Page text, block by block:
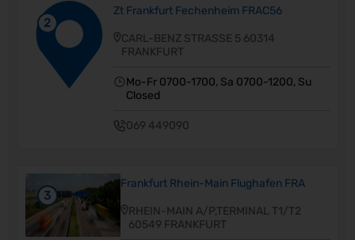
2
Zt Frankfurt Fechenheim FRAC56
CARL-BENZ STRASSE 5 60314
FRANKFURT
Mo-Fr 0700-1700, Sa 0700-1200, Su
Closed
069 449090
3
Frankfurt Rhein-Main Flughafen FRA
RHEIN-MAIN A/P,TERMINAL T1/T2
60549 FRANKFURT